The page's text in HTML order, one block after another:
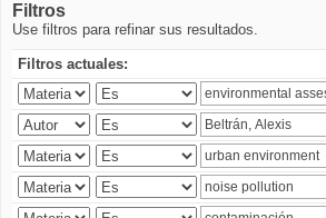
Filtros
Use filtros para refinar sus resultados.
Filtros actuales: